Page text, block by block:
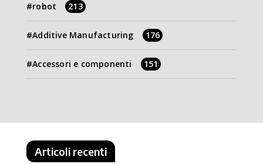
robot 213
Additive Manufacturing 176
Accessori e componenti 151
Articoli recenti